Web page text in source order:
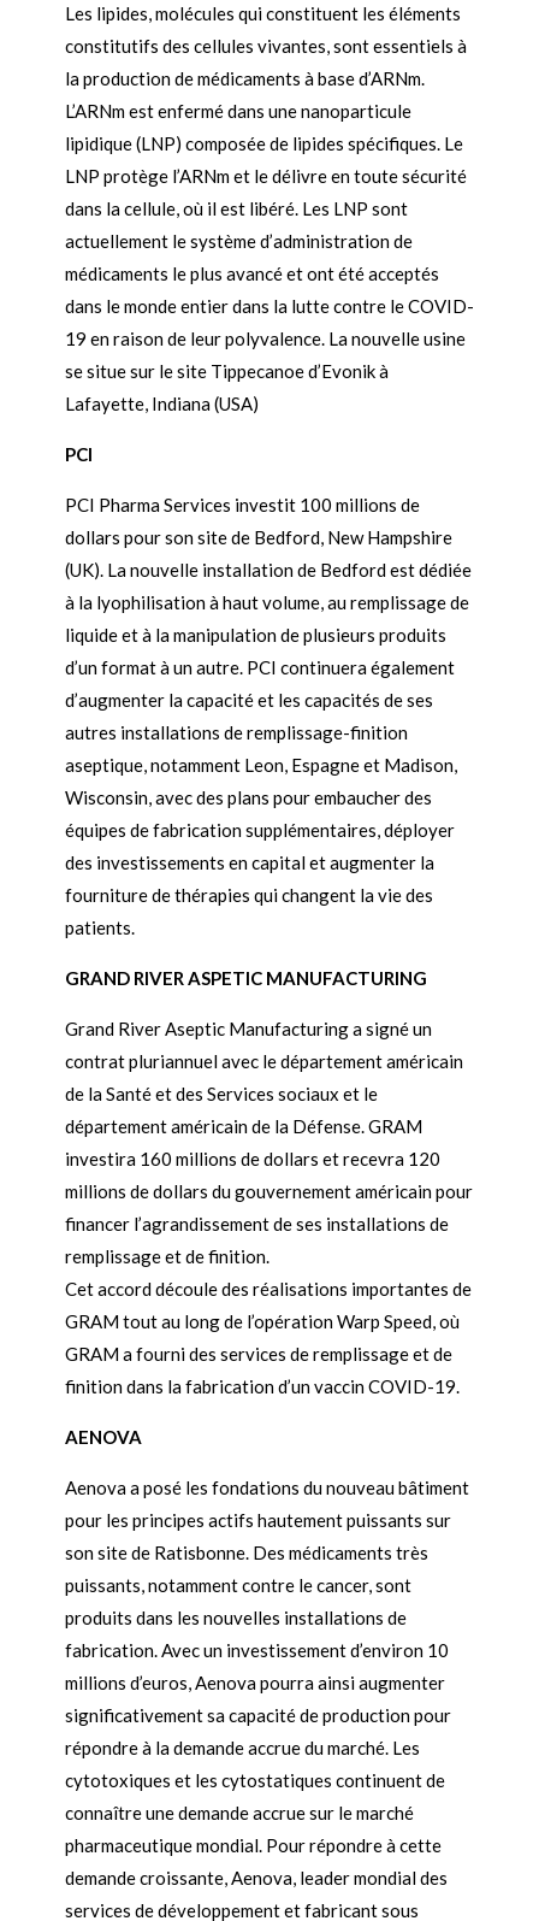
Les lipides, molécules qui constituent les éléments
constitutifs des cellules vivantes, sont essentiels à
la production de médicaments à base d’ARNm.
L’ARNm est enfermé dans une nanoparticule
lipidique (LNP) composée de lipides spécifiques. Le
LNP protège l’ARNm et le délivre en toute sécurité
dans la cellule, où il est libéré. Les LNP sont
actuellement le système d’administration de
médicaments le plus avancé et ont été acceptés
dans le monde entier dans la lutte contre le COVID-
19 en raison de leur polyvalence. La nouvelle usine
se situe sur le site Tippecanoe d’Evonik à
Lafayette, Indiana (USA)
PCI
PCI Pharma Services investit 100 millions de
dollars pour son site de Bedford, New Hampshire
(UK). La nouvelle installation de Bedford est dédiée
à la lyophilisation à haut volume, au remplissage de
liquide et à la manipulation de plusieurs produits
d’un format à un autre. PCI continuera également
d’augmenter la capacité et les capacités de ses
autres installations de remplissage-finition
aseptique, notamment Leon, Espagne et Madison,
Wisconsin, avec des plans pour embaucher des
équipes de fabrication supplémentaires, déployer
des investissements en capital et augmenter la
fourniture de thérapies qui changent la vie des
patients.
GRAND RIVER ASPETIC MANUFACTURING
Grand River Aseptic Manufacturing a signé un
contrat pluriannuel avec le département américain
de la Santé et des Services sociaux et le
département américain de la Défense. GRAM
investira 160 millions de dollars et recevra 120
millions de dollars du gouvernement américain pour
financer l’agrandissement de ses installations de
remplissage et de finition.
Cet accord découle des réalisations importantes de
GRAM tout au long de l’opération Warp Speed, où
GRAM a fourni des services de remplissage et de
finition dans la fabrication d’un vaccin COVID-19.
AENOVA
Aenova a posé les fondations du nouveau bâtiment
pour les principes actifs hautement puissants sur
son site de Ratisbonne. Des médicaments très
puissants, notamment contre le cancer, sont
produits dans les nouvelles installations de
fabrication. Avec un investissement d’environ 10
millions d’euros, Aenova pourra ainsi augmenter
significativement sa capacité de production pour
répondre à la demande accrue du marché. Les
cytotoxiques et les cytostatiques continuent de
connaître une demande accrue sur le marché
pharmaceutique mondial. Pour répondre à cette
demande croissante, Aenova, leader mondial des
services de développement et fabricant sous